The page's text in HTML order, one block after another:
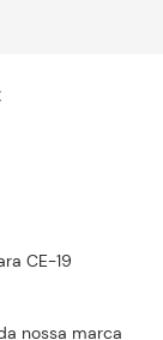
CE-19
nossa marca